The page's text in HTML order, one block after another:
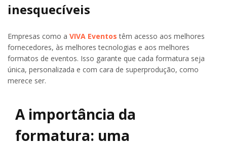
inesquecíveis
Empresas como a VIVA Eventos têm acesso aos melhores
fornecedores, às melhores tecnologias e aos melhores
formatos de eventos. Isso garante que cada formatura seja
única, personalizada e com cara de superprodução, como
merece ser.
A importância da
formatura: uma